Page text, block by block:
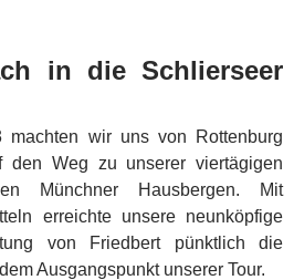
in die Schlierseer
machten wir uns von Rottenburg
den Weg zu unserer viertägigen
Münchner Hausbergen. Mit
erreichte unsere neunköpfige
von Friedbert pünktlich die
Ausgangspunkt unserer Tour.